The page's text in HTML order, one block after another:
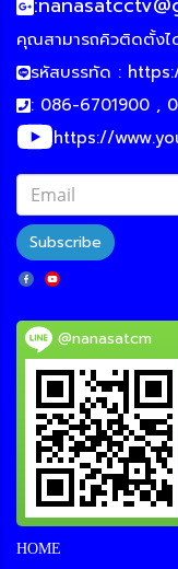
คุณสามารถคิวติดตั้งไ
รหัสบรรทัด :
: 086-6701900 ,
https://
Subscribe
@nanasatcm
HOME